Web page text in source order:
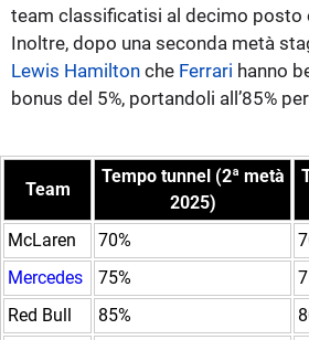
team classificatisi al decimo posto
Inoltre, dopo una seconda metà
Lewis Hamilton che Ferrari hanno
bonus del 5%, portandoli all’85%
Team
Tempo tunnel (2ª metà
2025)
McLaren
70%
Mercedes
75%
Red Bull
85%